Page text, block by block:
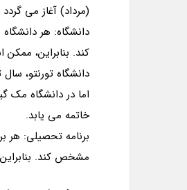
(مرداد) آغاز می
دانشگاه: هر
کند. بنابراین،
دانشگاه تورنتو،
اما در دانشگاه مک
خاتمه می یابد.
برنامه تحصیلی: هر
مشخص کند.